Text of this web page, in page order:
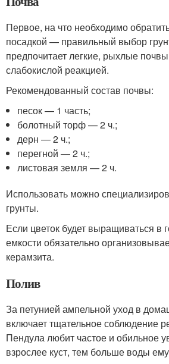
Первое, на что необходимо
посадкой — правильный выбор
предпочитает легкие, рыхлые
слабокислой реакцией.
Рекомендованный состав почвы:
песок — 1 часть;
болотный торф — 2 ч.;
дерн — 2 ч.;
перегной — 2 ч.;
листовая земля — 2 ч.
Использовать можно
грунты.
Если цветок будет выращиваться в
емкости обязательно
керамзита.
Полив
За петунией ампельной уход в
включает тщательное соблюдение
Пендула любит частое и обильное
взрослее куст, тем больше воды